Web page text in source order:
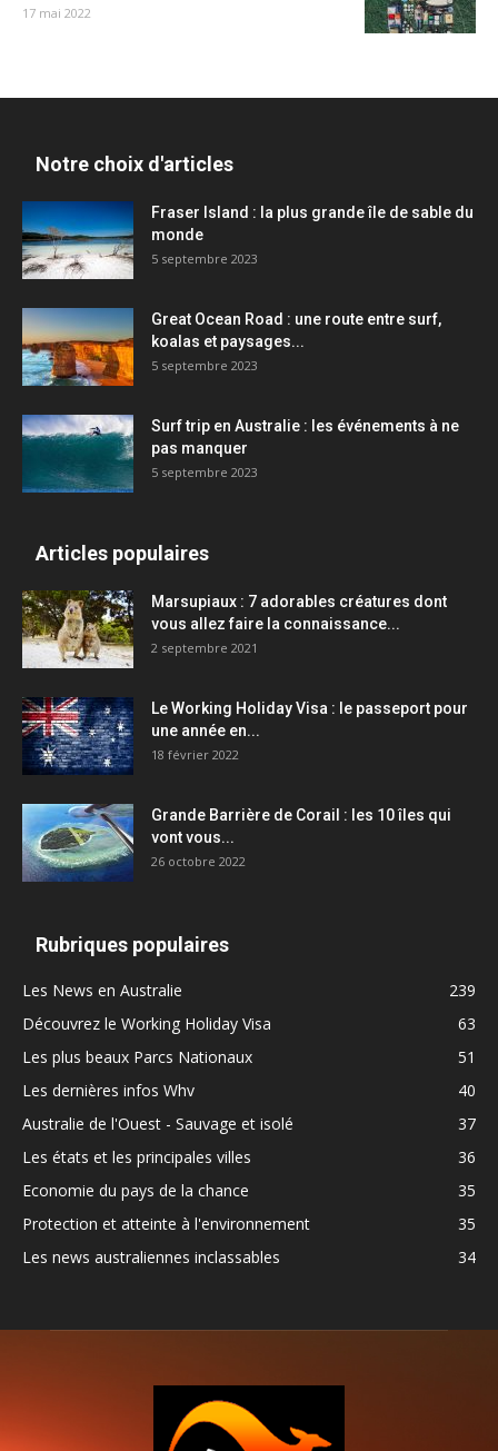
17 mai 2022
Notre choix d'articles
Fraser Island : la plus grande île de sable du
monde
5 septembre 2023
Great Ocean Road : une route entre surf,
koalas et paysages...
5 septembre 2023
Surf trip en Australie : les événements à ne
pas manquer
5 septembre 2023
Articles populaires
Marsupiaux : 7 adorables créatures dont
vous allez faire la connaissance...
2 septembre 2021
Le Working Holiday Visa : le passeport pour
une année en...
18 février 2022
Grande Barrière de Corail : les 10 îles qui
vont vous...
26 octobre 2022
Rubriques populaires
Les News en Australie
239
Découvrez le Working Holiday Visa
63
Les plus beaux Parcs Nationaux
51
Les dernières infos Whv
40
Australie de l'Ouest - Sauvage et isolé
37
Les états et les principales villes
36
Economie du pays de la chance
35
Protection et atteinte à l'environnement
35
Les news australiennes inclassables
34